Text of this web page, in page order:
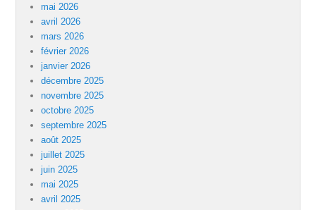
mai 2026
avril 2026
mars 2026
février 2026
janvier 2026
décembre 2025
novembre 2025
octobre 2025
septembre 2025
août 2025
juillet 2025
juin 2025
mai 2025
avril 2025